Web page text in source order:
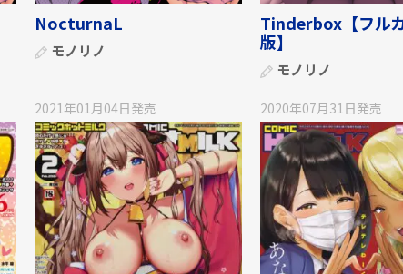
NocturnaL
モノリノ
Tinderbox【フル
版】
モノリノ
2021年01月04日発売 2020年07月31日発売